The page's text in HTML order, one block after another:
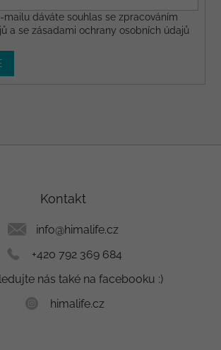
mailu dáváte souhlas se zpracováním
a se zásadami ochrany osobních údajů
Kontakt
info@himalife.cz
+420 792 369 684
nás také na facebooku :)
himalife.cz